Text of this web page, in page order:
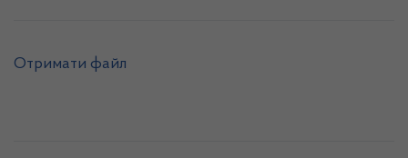
Отримати файл